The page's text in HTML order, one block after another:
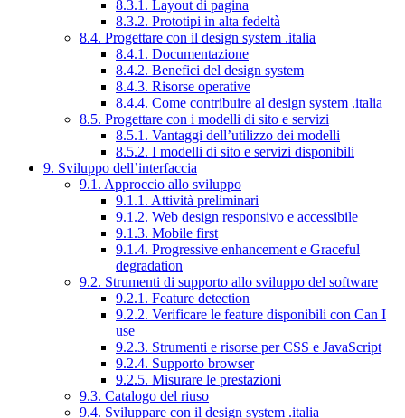
8.3.1. Layout di pagina
8.3.2. Prototipi in alta fedeltà
8.4. Progettare con il design system .italia
8.4.1. Documentazione
8.4.2. Benefici del design system
8.4.3. Risorse operative
8.4.4. Come contribuire al design system .italia
8.5. Progettare con i modelli di sito e servizi
8.5.1. Vantaggi dell’utilizzo dei modelli
8.5.2. I modelli di sito e servizi disponibili
9. Sviluppo dell’interfaccia
9.1. Approccio allo sviluppo
9.1.1. Attività preliminari
9.1.2. Web design responsivo e accessibile
9.1.3. Mobile first
9.1.4. Progressive enhancement e Graceful
degradation
9.2. Strumenti di supporto allo sviluppo del software
9.2.1. Feature detection
9.2.2. Verificare le feature disponibili con Can I
use
9.2.3. Strumenti e risorse per CSS e JavaScript
9.2.4. Supporto browser
9.2.5. Misurare le prestazioni
9.3. Catalogo del riuso
9.4. Sviluppare con il design system .italia